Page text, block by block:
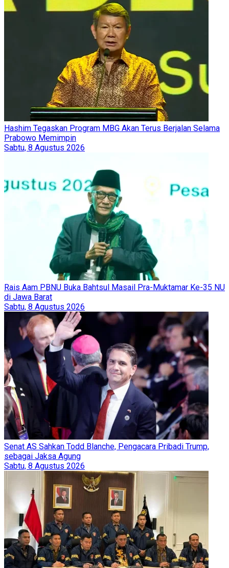
Hashim Tegaskan Program MBG Akan Terus Berjalan Selama
Prabowo Memimpin
Sabtu, 8 Agustus 2026
Rais Aam PBNU Buka Bahtsul Masail Pra-Muktamar Ke-35 NU
di Jawa Barat
Sabtu, 8 Agustus 2026
Senat AS Sahkan Todd Blanche, Pengacara Pribadi Trump,
sebagai Jaksa Agung
Sabtu, 8 Agustus 2026